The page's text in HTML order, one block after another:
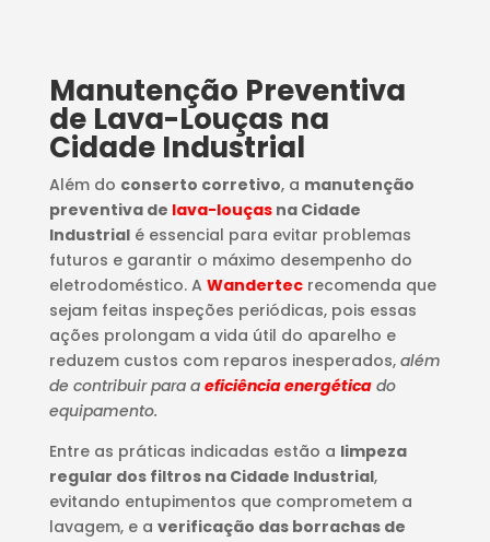
Manutenção Preventiva
de Lava-Louças na
Cidade Industrial
Além do conserto corretivo, a manutenção
preventiva de lava-louçasna Cidade
Industrialé essencial para evitar problemas
futuros e garantir o máximo desempenho do
eletrodoméstico. A Wandertec recomenda que
sejam feitas inspeções periódicas, pois essas
ações prolongam a vida útil do aparelho e
reduzem custos com reparos inesperados, além
de contribuir para a eficiência energéticado
equipamento.
Entre as práticas indicadas estão a limpeza
regular dos filtros na Cidade Industrial,
evitando entupimentos que comprometem a
lavagem, e a verificação das borrachas de